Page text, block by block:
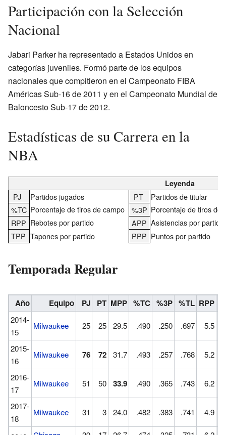
Participación con la Selección
Nacional
Jabari Parker ha representado a Estados Unidos en
categorías juveniles. Formó parte de los equipos
nacionales que compitieron en el Campeonato FIBA
Américas Sub-16 de 2011 y en el Campeonato Mundial de
Baloncesto Sub-17 de 2012.
Estadísticas de su Carrera en la
NBA
Leyenda
PJ Partidos jugados PT
Partidos de titular
%TC Porcentaje de tiros de campo %3P Porcentaje de tiros de
RPP Rebotes por partido APP Asistencias por partido
TPP Tapones por partido PPP Puntos por partido
Temporada Regular
Año Equipo PJ PT MPP %TC %3P %TL RPP
2014-
15
Milwaukee 25 25 29.5 .490 .250 .697 5.5
2015-
16
Milwaukee 76 72 31.7 .493 .257 .768 5.2
2016-
17
Milwaukee 51 50 33.9 .490 .365 .743 6.2
2017-
18
Milwaukee 31 3 24.0 .482 .383 .741 4.9